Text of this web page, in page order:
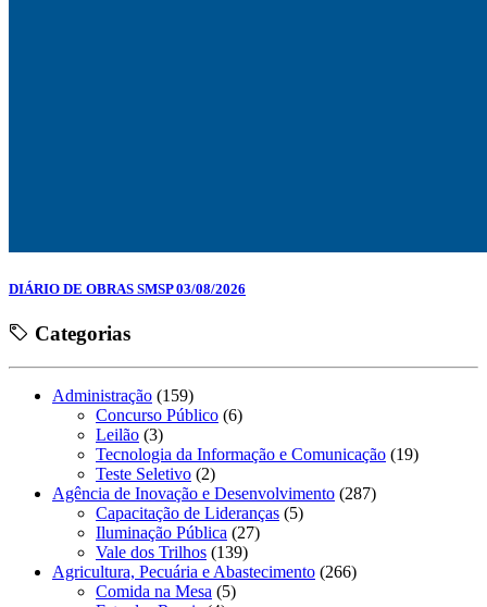
DIÁRIO DE OBRAS SMSP 03/08/2026
Categorias
Administração (159)
Concurso Público (6)
Leilão (3)
Tecnologia da Informação e Comunicação (19)
Teste Seletivo (2)
Agência de Inovação e Desenvolvimento (287)
Capacitação de Lideranças (5)
Iluminação Pública (27)
Vale dos Trilhos (139)
Agricultura, Pecuária e Abastecimento (266)
Comida na Mesa (5)